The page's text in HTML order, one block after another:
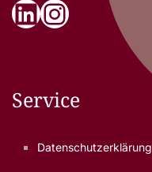
LinkedIn
Instagram
Service
Datenschutzerklärung